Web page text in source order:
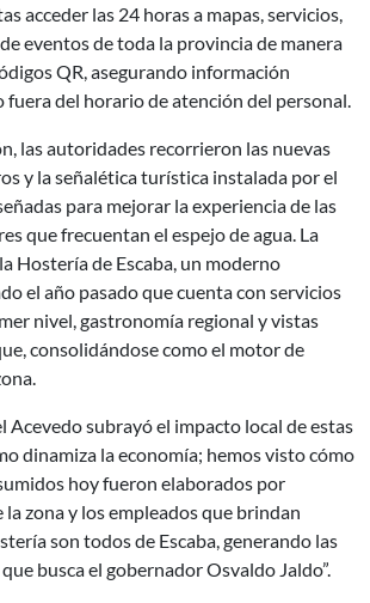
acceder las 24 horas a mapas, servicios,
eventos de toda la provincia de manera
QR, asegurando información
fuera del horario de atención del personal.
las autoridades recorrieron las nuevas
y la señalética turística instalada por el
para mejorar la experiencia de las
que frecuentan el espejo de agua. La
Hostería de Escaba, un moderno
el año pasado que cuenta con servicios
nivel, gastronomía regional y vistas
consolidándose como el motor de
Acevedo subrayó el impacto local de estas
dinamiza la economía; hemos visto cómo
hoy fueron elaborados por
zona y los empleados que brindan
son todos de Escaba, generando las
busca el gobernador Osvaldo Jaldo”.